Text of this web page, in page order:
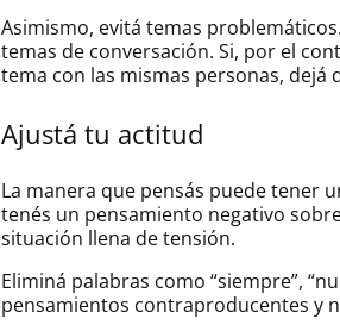
Asimismo, evitá temas
temas de conversación. Si, por el
tema con las mismas personas,
Ajustá tu actitud
La manera que pensás puede tener
tenés un pensamiento negativo
situación llena de tensión.
Eliminá palabras como “siempre”,
pensamientos contraproducentes y